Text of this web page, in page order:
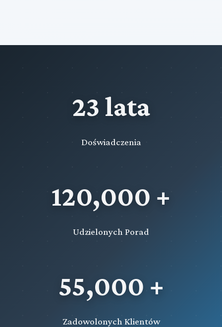
23 lata
Doświadczenia
120,000 +
Udzielonych Porad
55,000 +
Zadowolonych Klientów